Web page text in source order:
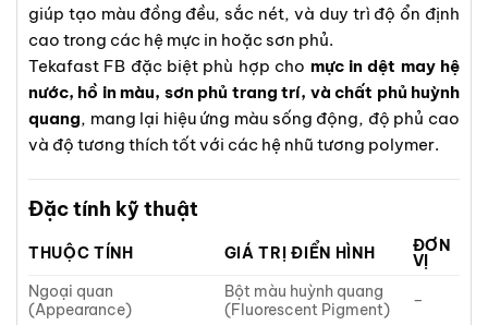
giúp tạo màu đồng đều, sắc nét, và duy trì độ ổn định
cao trong các hệ mực in hoặc sơn phủ.
Tekafast FB đặc biệt phù hợp cho mực in dệt may hệ
nước, hồ in màu, sơn phủ trang trí, và chất phủ huỳnh
quang, mang lại hiệu ứng màu sống động, độ phủ cao
và độ tương thích tốt với các hệ nhũ tương polymer.
Đặc tính kỹ thuật
THUỘC TÍNH GIÁ TRỊ ĐIỂN HÌNH ĐƠN
VỊ
Ngoại quan
(Appearance)
Bột màu huỳnh quang
(Fluorescent Pigment)
–